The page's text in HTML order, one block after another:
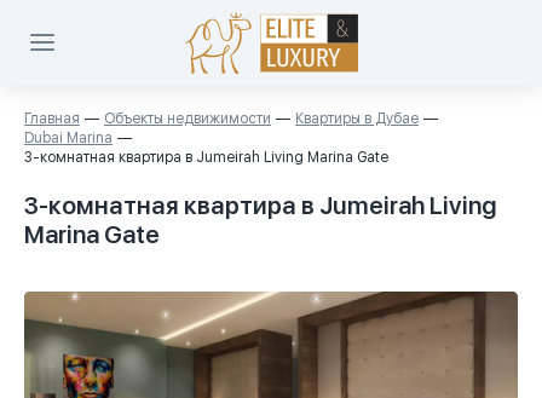
Главная Объекты недвижимости
Квартиры в Дубае
Dubai Marina
3-комнатная квартира в Jumeirah Living Marina Gate
3-комнатная квартира в Jumeirah Living
Marina Gate